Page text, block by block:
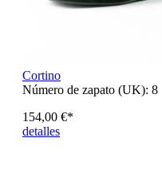
Cortino
Número de zapato (UK): 8
154,00 €*
detalles